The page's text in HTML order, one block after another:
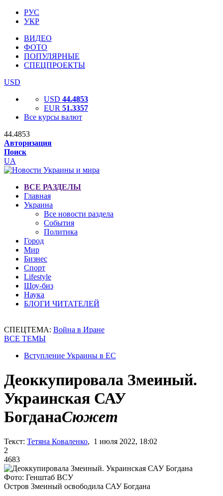
РУС
УКР
ВИДЕО
ФОТО
ПОПУЛЯРНЫЕ
СПЕЦПРОЕКТЫ
USD
USD 44.4853
EUR 51.3357
Все курсы валют
44.4853
Авторизация
Поиск
UA
ВСЕ РАЗДЕЛЫ
Главная
Украина
Все новости раздела
События
Политика
Город
Мир
Бизнес
Спорт
Lifestyle
Шоу-биз
Наука
БЛОГИ ЧИТАТЕЛЕЙ
СПЕЦТЕМА: Война в Иране
ВСЕ ТЕМЫ
Вступление Украины в ЕС
Деоккупировала Змеиный.
Украинская САУ
БогданаСюжет
Текст: Тетяна Коваленко, 1 июля 2022, 18:02
2
4683
Фото: Генштаб ВСУ
Остров Змеиный освободила САУ Богдана